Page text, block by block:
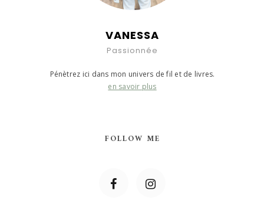
VANESSA
Passionnée
Pénètrez ici dans mon univers de fil et de livres.
en savoir plus
FOLLOW ME